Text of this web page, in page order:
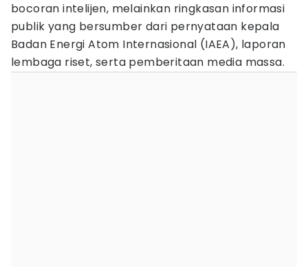
bocoran intelijen, melainkan ringkasan informasi
publik yang bersumber dari pernyataan kepala
Badan Energi Atom Internasional (IAEA), laporan
lembaga riset, serta pemberitaan media massa.